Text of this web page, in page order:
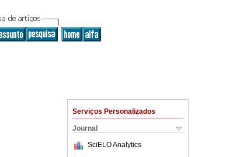
Serviços Personalizados
Journal
SciELO Analytics